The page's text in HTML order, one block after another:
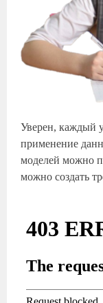
Уверен, каждый
применение
моделей можно
можно создать